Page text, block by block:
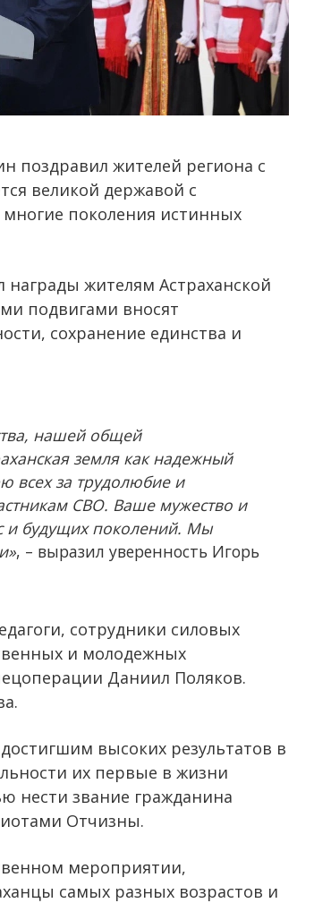
поздравил жителей региона с
великой державой с
поколения истинных
награды жителям Астраханской
подвигами вносят
сохранение единства и
нашей общей
земля как надежный
всех за трудолюбие и
СВО. Ваше мужество и
и будущих поколений. Мы
, – выразил уверенность Игорь
сотрудники силовых
и молодежных
Даниил Поляков.
высоких результатов в
их первые в жизни
нести звание гражданина
Отчизны.
мероприятии,
самых разных возрастов и